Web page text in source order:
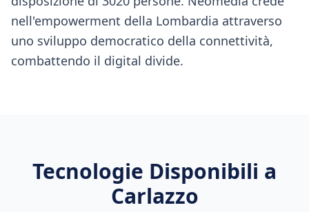
nell'empowerment della Lombardia attraverso
uno sviluppo democratico della connettività,
combattendo il digital divide.
Tecnologie Disponibili a
Carlazzo